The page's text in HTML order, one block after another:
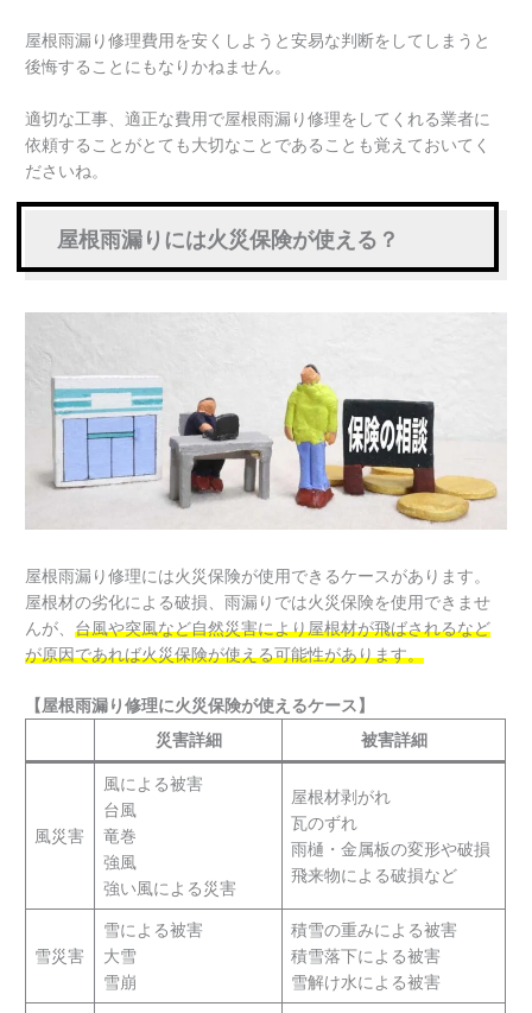
屋根雨漏り修理費用を安くしようと安易な判断をしてしまうと
後悔することにもなりかねません。
適切な工事、適正な費用で屋根雨漏り修理をしてくれる業者に
依頼することがとても大切なことであることも覚えておいてく
ださいね。
屋根雨漏りには火災保険が使える？
屋根雨漏り修理には火災保険が使用できるケースがあります。
屋根材の劣化による破損、雨漏りでは火災保険を使用できませ
んが、台風や突風など自然災害により屋根材が飛ばされるなど
が原因であれば火災保険が使える可能性があります。
【屋根雨漏り修理に火災保険が使えるケース】
災害詳細
被害詳細
風災害
風による被害
台風
竜巻
強風
強い風による災害
屋根材剥がれ
瓦のずれ
雨樋・金属板の変形や破損
飛来物による破損など
雪災害
雪による被害
大雪
雪崩
積雪の重みによる被害
積雪落下による被害
雪解け水による被害